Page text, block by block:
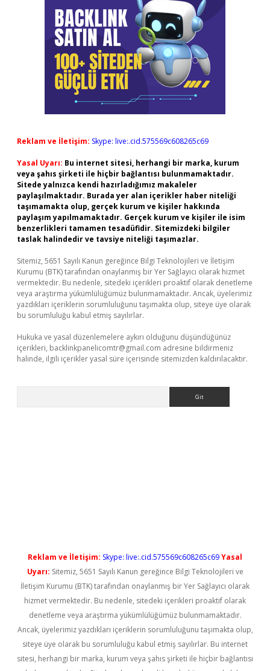
Reklam ve İletişim: Skype: live:.cid.575569c608265c69
Yasal Uyarı: Bu internet sitesi, herhangi bir marka, kurum
veya şahıs şirketi ile hiçbir bağlantısı bulunmamaktadır.
Sitede yalnızca kendi hazırladığımız makaleler
paylaşılmaktadır. Burada yer alan içerikler haber niteliği
taşımamakta olup, gerçek kurum ve kişiler hakkında
paylaşım yapılmamaktadır. Gerçek kurum ve kişiler ile isim
benzerlikleri tamamen tesadüfidir. Sitemizdeki bilgiler
taslak halindedir ve tavsiye niteliği taşımazlar.
Sitemiz, 5651 Sayılı Kanun gereğince Bilgi Teknolojileri ve İletişim
Kurumu (BTK) tarafından onaylanmış bir Yer Sağlayıcı olarak hizmet
vermektedir. Bu nedenle, sitedeki içerikleri proaktif olarak denetleme
veya araştırma yükümlülüğümüz bulunmamaktadır. Ancak, üyelerimiz
yazdıkları içeriklerin sorumluluğunu taşımakta olup, siteye üye olarak
bu sorumluluğu kabul etmiş sayılırlar.
Hukuka ve yasal düzenlemelere aykırı olduğunu düşündüğünüz
içerikleri, backlinkpanelicomtr@gmail.com adresine bildirmeniz
halinde, ilgili içerikler yasal süre içerisinde sitemizden kaldırılacaktır.
Reklam ve İletişim: Skype: live:.cid.575569c608265c69Yasal
Uyarı: Sitemiz, 5651 Sayılı Kanun gereğince Bilgi Teknolojileri ve
İletişim Kurumu (BTK) tarafından onaylanmış bir Yer Sağlayıcı olarak
hizmet vermektedir. Bu nedenle, sitedeki içerikleri proaktif olarak
denetleme veya araştırma yükümlülüğümüz bulunmamaktadır.
Ancak, üyelerimiz yazdıkları içeriklerin sorumluluğunu taşımakta olup,
siteye üye olarak bu sorumluluğu kabul etmiş sayılırlar. Bu internet
sitesi, herhangi bir marka, kurum veya şahıs şirketi ile hiçbir bağlantısı